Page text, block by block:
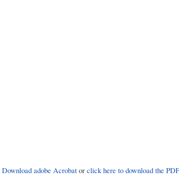
Download adobe Acrobat or click here to download the